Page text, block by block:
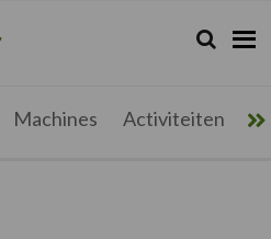
Zoeken...
Zoek
Machines Activiteiten